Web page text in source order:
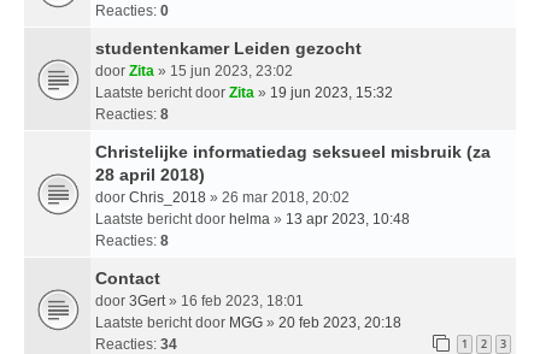
Reacties: 0
studentenkamer Leiden gezocht
door Zita » 15 jun 2023, 23:02
Laatste bericht door Zita » 19 jun 2023, 15:32
Reacties: 8
Christelijke informatiedag seksueel misbruik (za
28 april 2018)
door Chris_2018 » 26 mar 2018, 20:02
Laatste bericht door helma » 13 apr 2023, 10:48
Reacties: 8
Contact
door 3Gert » 16 feb 2023, 18:01
Laatste bericht door MGG » 20 feb 2023, 20:18
Reacties: 34 1 2 3